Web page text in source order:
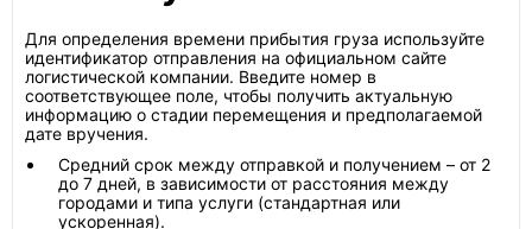
Для определения времени прибытия груза используйте
идентификатор отправления на официальном сайте
логистической компании. Введите номер в
соответствующее поле, чтобы получить актуальную
информацию о стадии перемещения и предполагаемой
дате вручения.
Средний срок между отправкой и получением – от 2
до 7 дней, в зависимости от расстояния между
городами и типа услуги (стандартная или
ускоренная).